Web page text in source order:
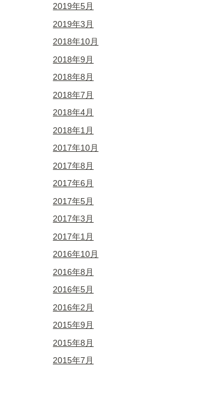
2019年5月
2019年3月
2018年10月
2018年9月
2018年8月
2018年7月
2018年4月
2018年1月
2017年10月
2017年8月
2017年6月
2017年5月
2017年3月
2017年1月
2016年10月
2016年8月
2016年5月
2016年2月
2015年9月
2015年8月
2015年7月